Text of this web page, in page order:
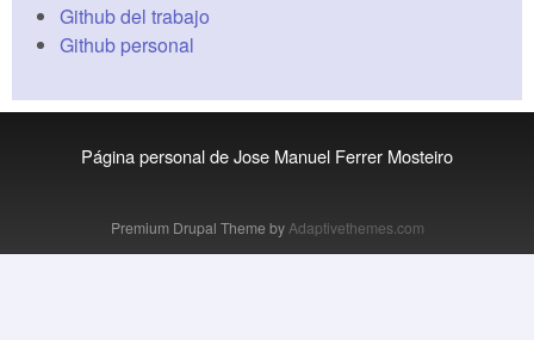
Github del trabajo
Github personal
Página personal de Jose Manuel Ferrer Mosteiro
Premium Drupal Theme by Adaptivethemes.com